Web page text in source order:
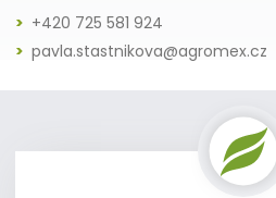
+420 725 581 924
pavla.stastnikova@agromex.cz